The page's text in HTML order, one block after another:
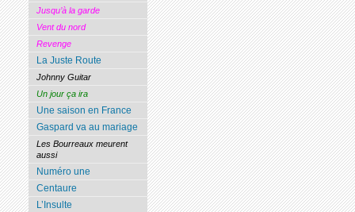
Jusqu’à la garde
Vent du nord
Revenge
La Juste Route
Johnny Guitar
Un jour ça ira
Une saison en France
Gaspard va au mariage
Les Bourreaux meurent
aussi
Numéro une
Centaure
L’Insulte